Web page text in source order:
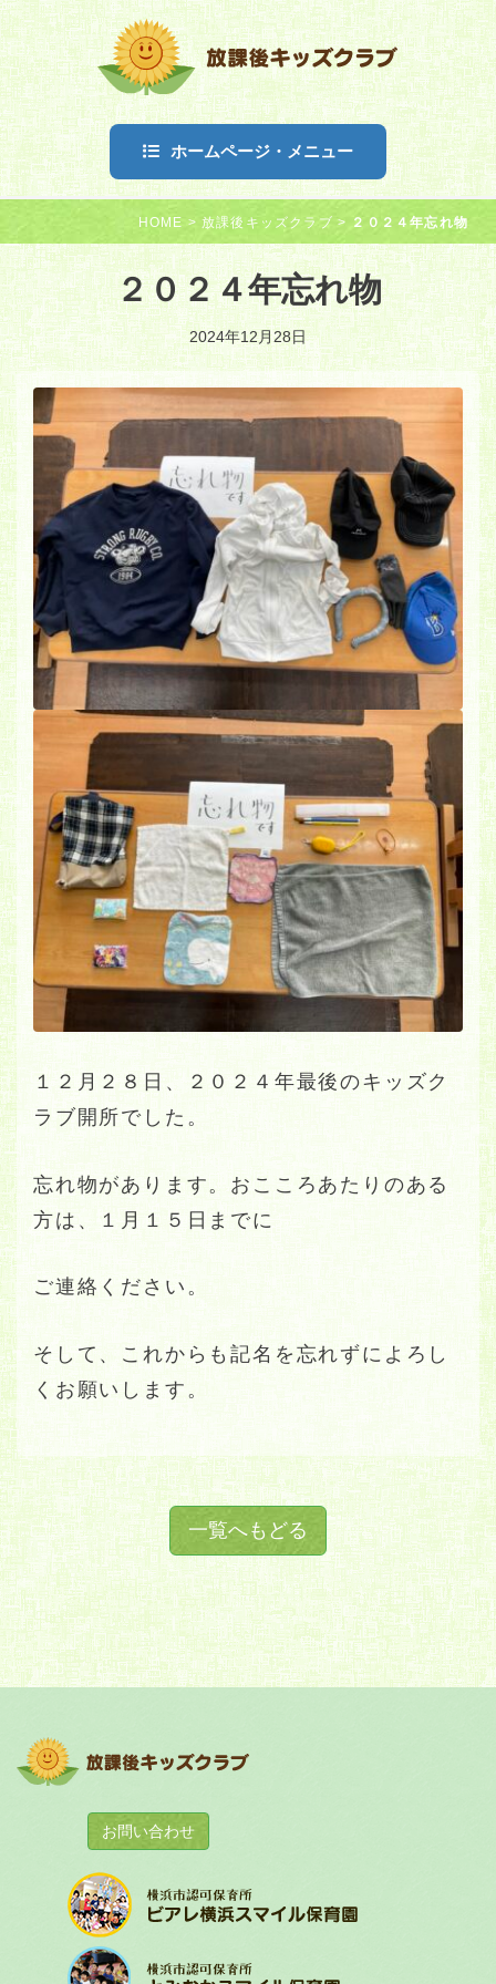
ホームページ・メニュー
HOME > 放課後キッズクラブ > ２０２４年忘れ物
２０２４年忘れ物
2024年12月28日
１２月２８日、２０２４年最後のキッズク
ラブ開所でした。
忘れ物があります。おこころあたりのある
方は、１月１５日までに
ご連絡ください。
そして、これからも記名を忘れずによろし
くお願いします。
一覧へもどる
お問い合わせ